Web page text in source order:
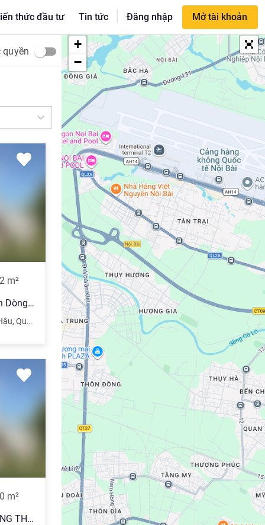
thức đầu tư Tin tức | Đăng nhập Mở tài khoản
m²
Bán Tòa KHÁCH SẠN Duy Tân Dòng Tiền 600Tr/th-100Phòng-300M2 MT 16M- 79.5 Tỷ
, Quận Cầu Giấy ,Hà Nội
m²
CCMN XUÂN THUỶ-60Mx7TẦNG THANG MÁY-NỘI THẤT-11PKK-DOANH THU 720TR/NĂM-GIÁ 14,5TỶ
+
−